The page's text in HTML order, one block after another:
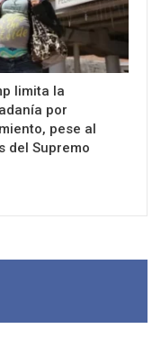
limita la
por
pese al
del Supremo